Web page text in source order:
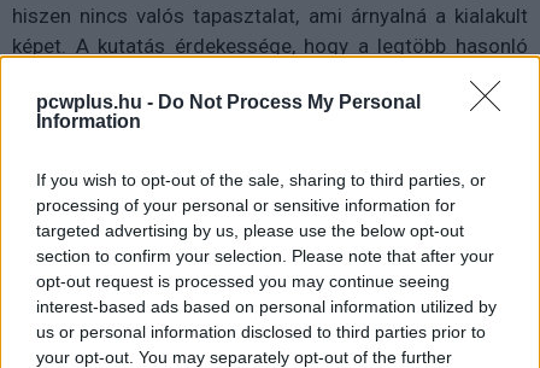
pcwplus.hu - Do Not Process My Personal
Information
If you wish to opt-out of the sale, sharing to third parties, or
processing of your personal or sensitive information for
targeted advertising by us, please use the below opt-out
section to confirm your selection. Please note that after your
opt-out request is processed you may continue seeing
interest-based ads based on personal information utilized by
us or personal information disclosed to third parties prior to
your opt-out. You may separately opt-out of the further
hiszen nincs valós tapasztalat, ami árnyalná a kialakult
képet. A kutatás érdekessége, hogy a legtöbb hasonló
vizsgálattal ellentétben nem fiatalokra, hanem középkorú
és idősebb felnőttekre fókuszált, akik az amerikai
Pulzusméréssel segíti a biztonságos mozgást az új
balatoni kardioösvény (X)
4 és egy 8 km-es egészségügyi tanösvény nyílt
Balatonalmádiban.